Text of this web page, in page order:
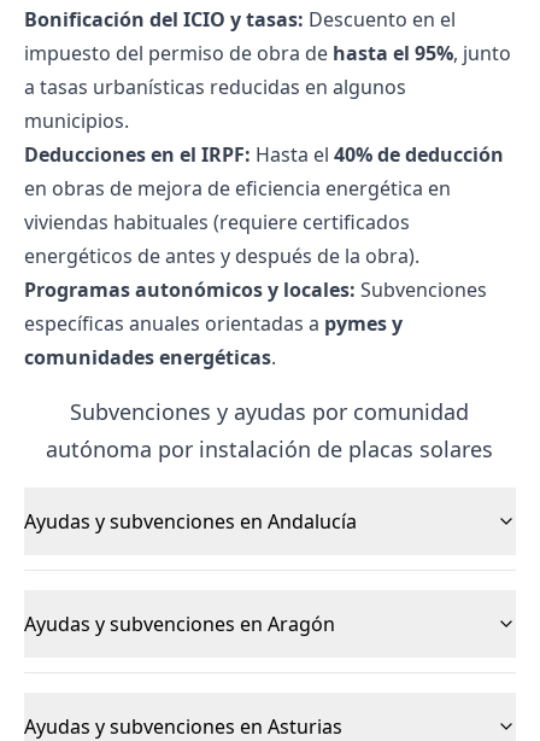
Bonificación del ICIO y tasas: Descuento en el
impuesto del permiso de obra de hasta el 95%, junto
a tasas urbanísticas reducidas en algunos
municipios.
Deducciones en el IRPF: Hasta el 40% de deducción
en obras de mejora de eficiencia energética en
viviendas habituales (requiere certificados
energéticos de antes y después de la obra).
Programas autonómicos y locales: Subvenciones
específicas anuales orientadas a pymes y
comunidades energéticas.
Subvenciones y ayudas por comunidad
autónoma por instalación de placas solares
Ayudas y subvenciones en Andalucía
Ayudas y subvenciones en Aragón
Ayudas y subvenciones en Asturias